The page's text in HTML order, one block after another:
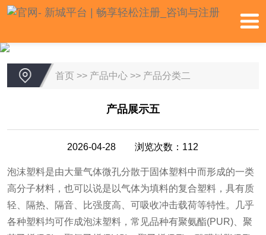
首页>> 产品中心>> 产品分类二
产品展示五
2026-04-28 浏览次数：112
泡沫塑料是由大量气体微孔分散于固体塑料中而形成的一类
高分子材料，也可以说是以气体为填料的复合塑料，具有质
轻、隔热、隔音、比强度高、可吸收冲击载荷等特性。几乎
各种塑料均可作成泡沫塑料，常见品种有聚氨酯(PUR)、聚